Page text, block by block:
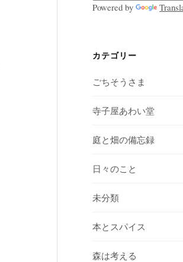
Powered by
カテゴリー
ごちそうさま
寺子屋あわい堂
庭と畑の備忘録
日々のこと
未分類
本とスパイス
森は考える